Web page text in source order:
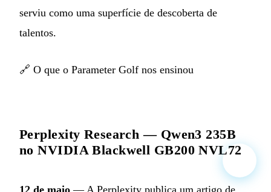
serviu como uma superfície de descoberta de
talentos.
🔗 O que o Parameter Golf nos ensinou
Perplexity Research — Qwen3 235B
no NVIDIA Blackwell GB200 NVL72